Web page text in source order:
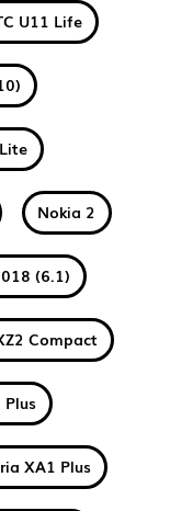
U11 Life
Nokia 2
(6.1)
Compact
XA1 Plus